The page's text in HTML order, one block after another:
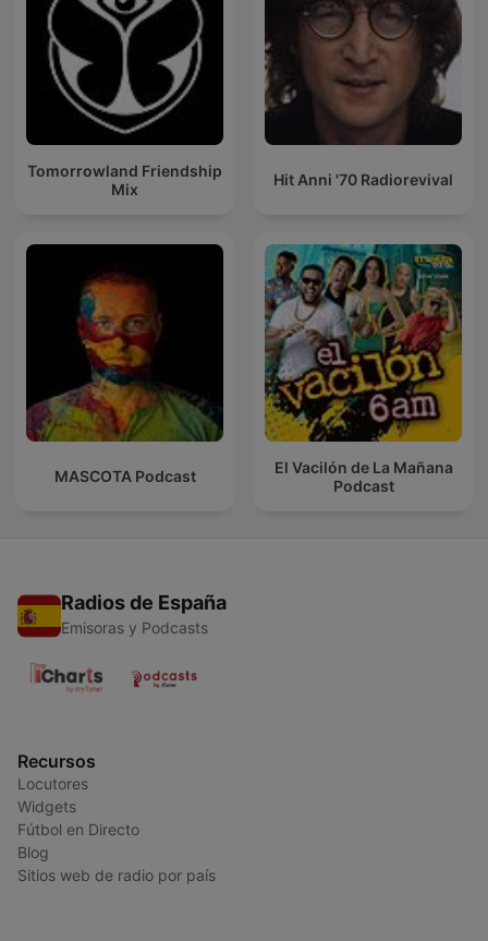
Tomorrowland Friendship
Mix
Hit Anni '70 Radiorevival
MASCOTA Podcast
El Vacilón de La Mañana
Podcast
Radios de España
Emisoras y Podcasts
Recursos
Locutores
Widgets
Fútbol en Directo
Blog
Sitios web de radio por país